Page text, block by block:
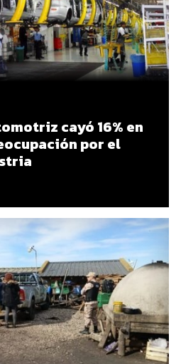
cayó 16% en
por el